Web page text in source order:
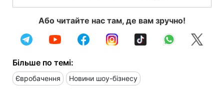
Або читайте нас там, де вам зручно!
Більше по темі:
Євробачення Новини шоу-бізнесу